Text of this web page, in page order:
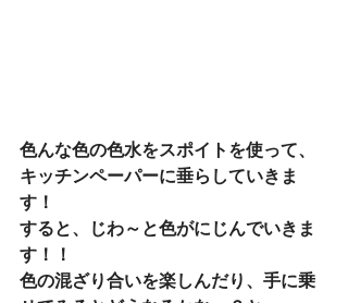
色んな色の色水をスポイトを使って、
キッチンペーパーに垂らしていきま
す！
すると、じわ～と色がにじんでいきま
す！！
色の混ざり合いを楽しんだり、手に乗